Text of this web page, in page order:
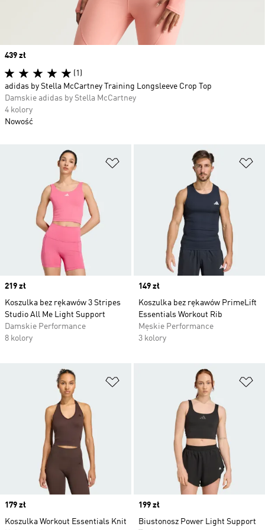
Dodaj do listy życzeń
Price
219 zł
Koszulka bez rękawów 3 Stripes
Studio All Me Light Support
Damskie Performance
8 kolory
Price
149 zł
Koszulka bez rękawów PrimeLift
Essentials Workout Rib
Męskie Performance
3 kolory
Dodaj do listy życzeń
Price
179 zł
Koszulka Workout Essentials Knit
Price
199 zł
Biustonosz Power Light Support
Price
439 zł
(1)
adidas by Stella McCartney Training Longsleeve Crop Top
Damskie adidas by Stella McCartney
4 kolory
Nowość